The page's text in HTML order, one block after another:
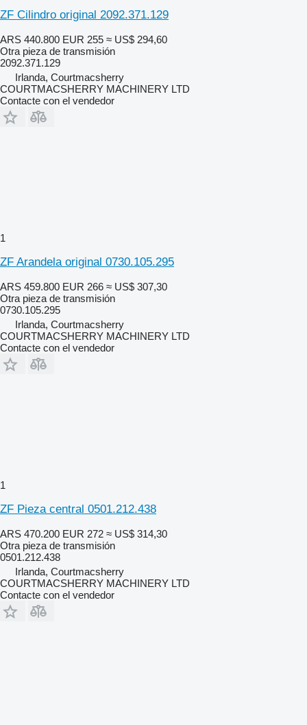
ZF Cilindro original 2092.371.129
ARS 440.800 EUR 255 ≈ US$ 294,60
Otra pieza de transmisión
2092.371.129
Irlanda, Courtmacsherry
COURTMACSHERRY MACHINERY LTD
Contacte con el vendedor
1
ZF Arandela original 0730.105.295
ARS 459.800 EUR 266 ≈ US$ 307,30
Otra pieza de transmisión
0730.105.295
Irlanda, Courtmacsherry
COURTMACSHERRY MACHINERY LTD
Contacte con el vendedor
1
ZF Pieza central 0501.212.438
ARS 470.200 EUR 272 ≈ US$ 314,30
Otra pieza de transmisión
0501.212.438
Irlanda, Courtmacsherry
COURTMACSHERRY MACHINERY LTD
Contacte con el vendedor